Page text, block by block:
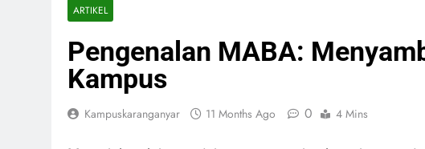
ARTIKEL
Pengenalan MABA:
Kampus
Kampuskaranganyar 11 Months Ago 0 4 Mins